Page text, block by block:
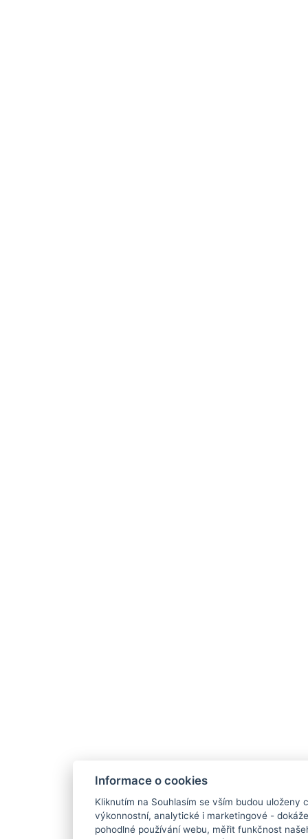
Informace o cookies
Kliknutím na Souhlasím se vším budou uloženy
výkonnostní, analytické i marketingové -
pohodlné používání webu, měřit funkčnost